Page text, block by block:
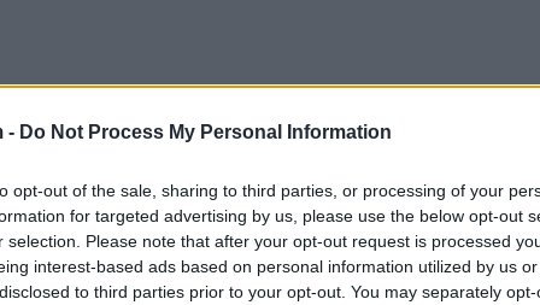
- Do Not Process My Personal Information
opt-out of the sale, sharing to third parties, or processing of your
for targeted advertising by us, please use the below opt-out
selection. Please note that after your opt-out request is processed
interest-based ads based on personal information utilized by us
to third parties prior to your opt-out. You may separately
mëdha në sektorin vip (si të tjerët në këtë histori
vjeçar i pashëm dhe buzëqeshje verbuese,
tavolina në klubet ku ai punonte.Ai e arriti këtë
i Dre ishte aftësia e tij për të sjellë modele, të
në Nju Jork, mësova ekonominë bazë të sistemit.